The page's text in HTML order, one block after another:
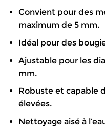
Convient pour des
maximum de 5 mm.
Idéal pour des
Ajustable pour les
mm.
Robuste et capable
élevées.
Nettoyage aisé à